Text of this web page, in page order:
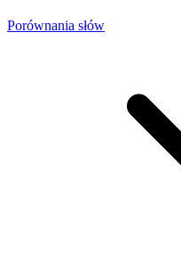
Porównania słów